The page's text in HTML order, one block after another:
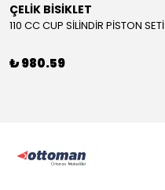
ÇELİK BİSİKLET
110 CC CUP SİLİNDİR PİSTON SETİ
₺ 980.59